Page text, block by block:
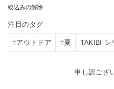
絞込みの解除
注目のタグ
アウトドア 夏 TAKIBI シ
申し訳ござ